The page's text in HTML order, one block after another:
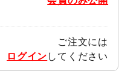
ご注文には
ログインしてください